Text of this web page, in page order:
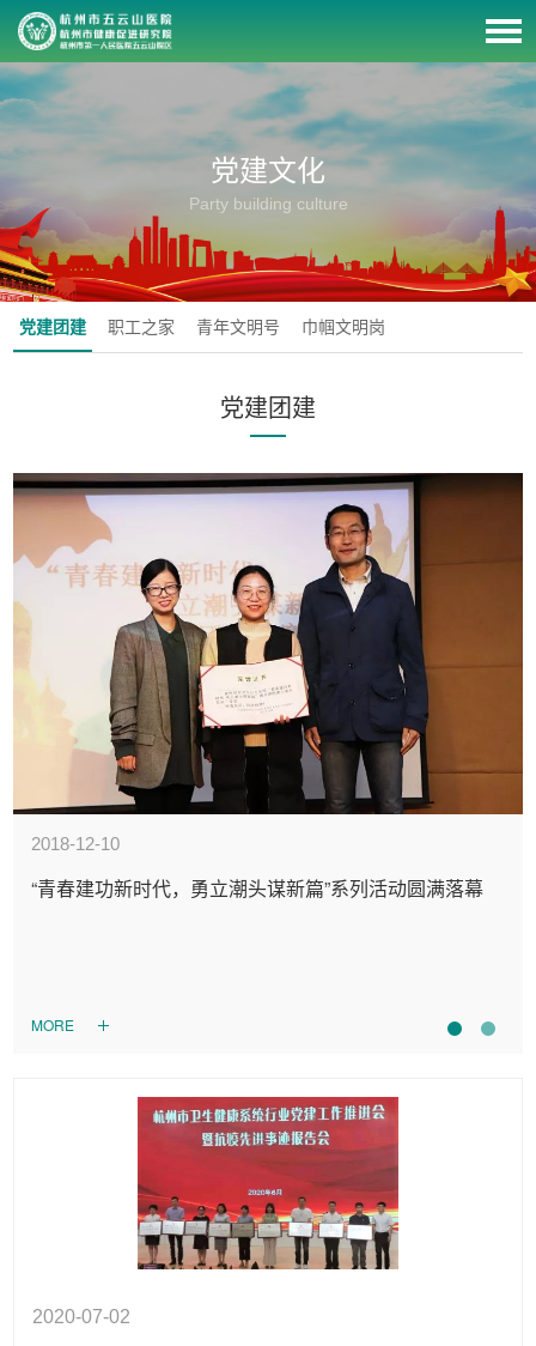
党建文化
Party building culture
党建团建 职工之家 青年文明号 巾帼文明岗
党建团建
2018-12-10
“青春建功新时代，勇立潮头谋新篇”系列活动圆满落幕
MORE
2020-07-02